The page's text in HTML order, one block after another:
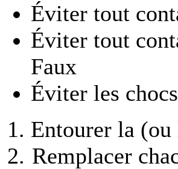
Éviter tout
Éviter tout
Faux
Éviter les
Entourer la (ou
Remplacer